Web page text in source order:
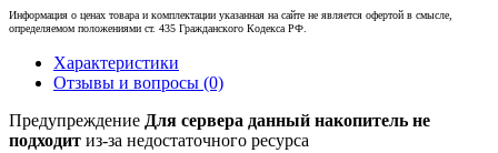
Информация о ценах товара и комплектации указанная на сайте не является офертой в смысле,
определяемом положениями ст. 435 Гражданского Кодекса РФ.
Характеристики
Отзывы и вопросы (0)
Предупреждение Для сервера данный накопитель не
подходит из-за недостаточного ресурса